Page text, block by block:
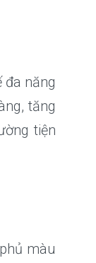
đa năng
tăng
tiện
màu